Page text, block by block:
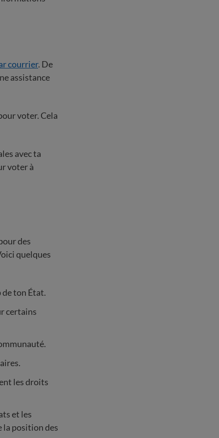
courrier. De
assistance
voter. Cela
avec ta
voter à
des
quelques
ton État.
certains
les droits
et les
la position des